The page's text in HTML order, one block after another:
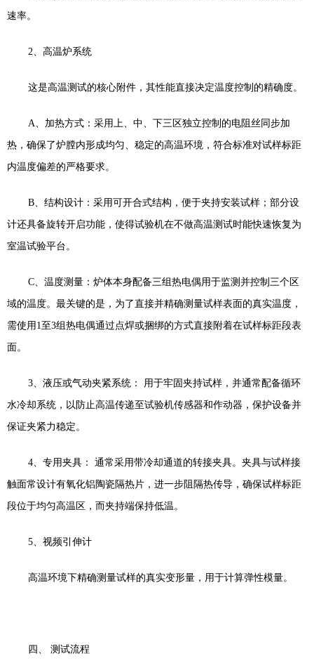
速率。
2、 高温炉系统
这是高温测试的核心附件，其性能直接决定温度控制的精确度。
A、 加热方式：采用上、中、下三区独立控制的电阻丝同步加
热，确保了炉膛内形成均匀、稳定的高温环境，符合标准对试样标距
内温度偏差的严格要求。
B、 结构设计：采用可开合式结构，便于夹持安装试样；部分设
计还具备旋转开启功能，使得试验机在不做高温测试时能快速恢复为
室温试验平台。
C、 温度测量：炉体本身配备三组热电偶用于监测并控制三个区
域的温度。最关键的是，为了直接并精确测量试样表面的真实温度，
需使用 1至3组热电偶通过点焊或捆绑的方式直接附着在试样标距段表
面。
3、 液压或气动夹紧系统： 用于牢固夹持试样，并通常配备循环
水冷却系统，以防止高温传递至试验机传感器和作动器，保护设备并
保证夹紧力稳定。
4、 专用夹具： 通常采用带冷却通道的转接夹具。夹具与试样接
触面常设计有氧化铝陶瓷隔热片，进一步阻隔热传导，确保试样标距
段位于均匀高温区，而夹持端保持低温。
5、视频引伸计
高温环境下精确测量试样的真实变形量，用于计算弹性模量。
四、 测试流程